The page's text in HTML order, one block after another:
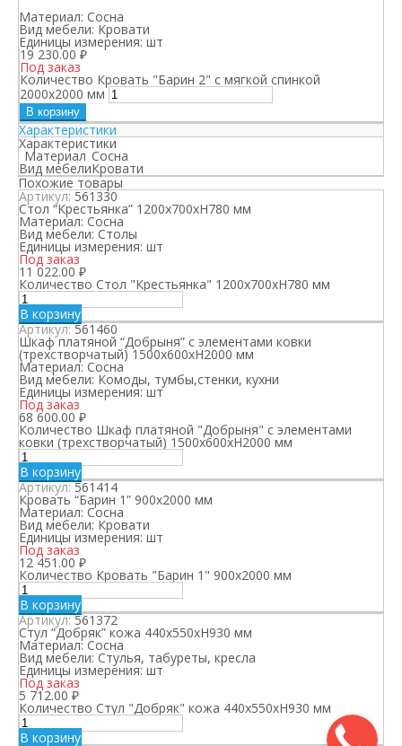
Материал: Сосна
Вид мебели: Кровати
Единицы измерения: шт
19 230.00 ₽
Под заказ
Количество Кровать "Барин 2" с мягкой спинкой
2000х2000 мм
В корзину
Характеристики
Характеристики
Материал Сосна
Вид мебелиКровати
Похожие товары
Артикул:561330
Стол “Крестьянка” 1200х700хН780 мм
Материал: Сосна
Вид мебели: Столы
Единицы измерения: шт
Под заказ
11 022.00 ₽
Количество Стол "Крестьянка" 1200х700хН780 мм
В корзину
Артикул:561460
Шкаф платяной “Добрыня” с элементами ковки
(трехстворчатый) 1500х600хН2000 мм
Материал: Сосна
Вид мебели: Комоды, тумбы,стенки, кухни
Единицы измерения: шт
Под заказ
68 600.00 ₽
Количество Шкаф платяной "Добрыня" с элементами
ковки (трехстворчатый) 1500х600хН2000 мм
В корзину
Артикул:561414
Кровать “Барин 1” 900х2000 мм
Материал: Сосна
Вид мебели: Кровати
Единицы измерения: шт
Под заказ
12 451.00 ₽
Количество Кровать "Барин 1" 900х2000 мм
В корзину
Артикул:561372
Стул “Добряк” кожа 440х550хН930 мм
Материал: Сосна
Вид мебели: Стулья, табуреты, кресла
Единицы измерения: шт
Под заказ
5 712.00 ₽
Количество Стул "Добряк" кожа 440х550хН930 мм
В корзину